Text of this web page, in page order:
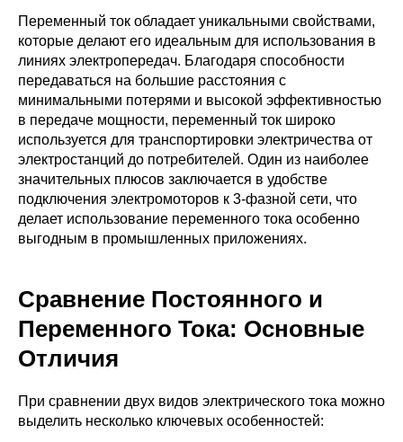
Переменный ток обладает уникальными свойствами,
которые делают его идеальным для использования в
линиях электропередач. Благодаря способности
передаваться на большие расстояния с
минимальными потерями и высокой эффективностью
в передаче мощности, переменный ток широко
используется для транспортировки электричества от
электростанций до потребителей. Один из наиболее
значительных плюсов заключается в удобстве
подключения электромоторов к 3-фазной сети, что
делает использование переменного тока особенно
выгодным в промышленных приложениях.
Сравнение Постоянного и
Переменного Тока: Основные
Отличия
При сравнении двух видов электрического тока можно
выделить несколько ключевых особенностей: